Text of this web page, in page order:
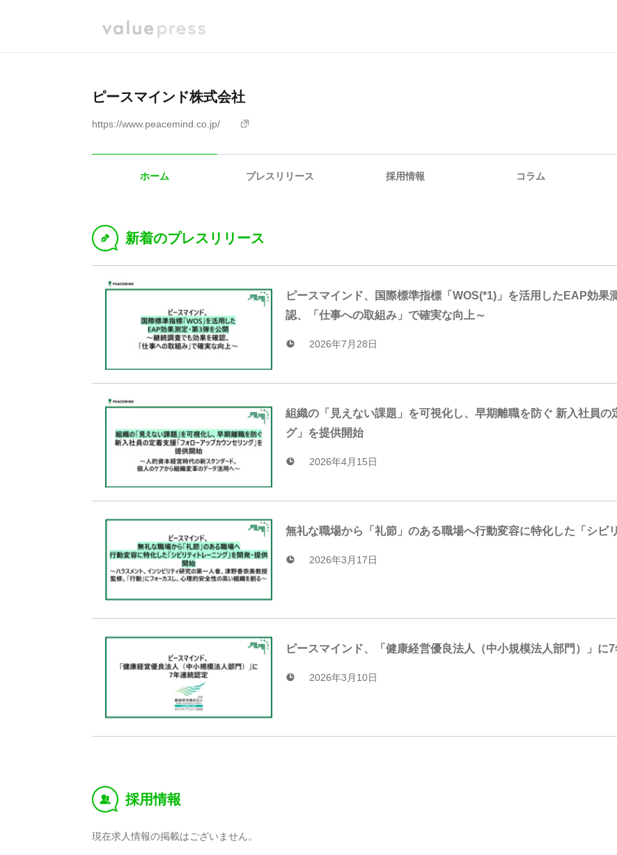
ピースマインド株式会社
https://www.peacemind.co.jp/
ホーム プレスリリース 採用情報 コラム
D 新着のプレスリリース
ピースマインド、国際標準指標「WOS(*1)」を活用したEAP効
認、「仕事への取組み」で確実な向上～
2026年7月28日
組織の「見えない課題」を可視化し、早期離職を防ぐ 新入社員
グ」を提供開始
2026年4月15日
無礼な職場から「礼節」のある職場へ行動変容に特化した「シビ
2026年3月17日
ピースマインド、「健康経営優良法人（中小規模法人部門）」に
2026年3月10日
‰ 採用情報
現在求人情報の掲載はございません。